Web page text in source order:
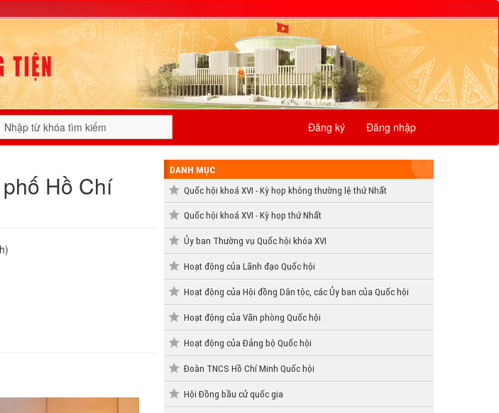
Đăng ký Đăng nhập
Hồ Chí
DANH MỤC
Quốc hội khoá XVI - Kỳ họp không thường lệ thứ Nhất
Quốc hội khoá XVI - Kỳ họp thứ Nhất
Ủy ban Thường vụ Quốc hội khóa XVI
Hoạt động của Lãnh đạo Quốc hội
Hoạt động của Hội đồng Dân tộc, các Ủy ban của Quốc hội
Hoạt động của Văn phòng Quốc hội
Hoạt động của Đảng bộ Quốc hội
Đoàn TNCS Hồ Chí Minh Quốc hội
Hội Đồng bầu cử quốc gia